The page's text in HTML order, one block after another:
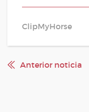
ClipMyHorse
Anterior noticia